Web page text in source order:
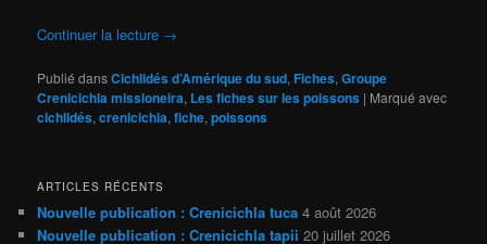
Continuer la lecture →
Publié dansCichlidés d’Amérique du sud,Fiches,Groupe
Crenicichla missioneira, Les fiches sur les poissons | Marqué avec
cichlidés,crenicichla,fiche,poissons
ARTICLES RÉCENTS
Nouvelle publication : Crenicichla tuca 4 août 2026
Nouvelle publication : Crenicichla tapii 20 juillet 2026